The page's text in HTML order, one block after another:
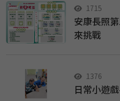
1715
安康長照
來挑戰
1376
日常小遊